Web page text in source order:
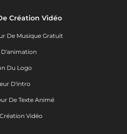
Création Vidéo
De Musique Gratuit
Du Logo
D'intro
De Texte Animé
Vidéo